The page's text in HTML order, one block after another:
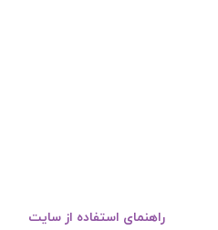
راهنمای استفاده از سایت